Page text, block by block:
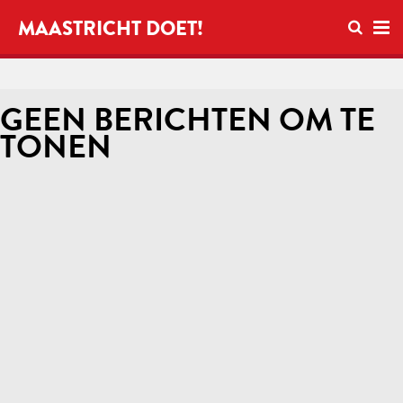
Open
MAASTRICHT DOET!
GEEN BERICHTEN OM TE
TONEN